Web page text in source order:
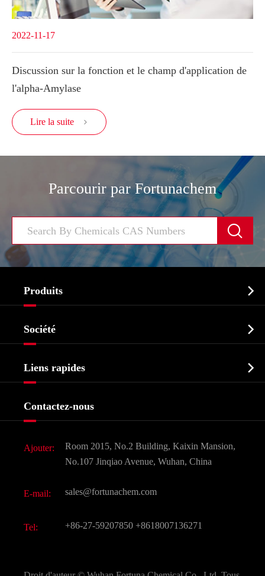
2022-11-17
Discussion sur la fonction et le champ d'application de
l'alpha-Amylase
Lire la suite 
Parcourir par Fortunachem

Produits 
Biochimique
Produits agrochimiques et intermédiaires
Ingrédients cosmétiques
Saveurs et parfums
CAS chimiques
Société 
Histoire de l'entreprise
Liens rapides 
Contactez-nous
Ajouter:
Room 2015, No.2 Building, Kaixin Mansion,
No.107 Jinqiao Avenue, Wuhan, China
E-mail: sales@fortunachem.com
Tel: +86-27-59207850 +8618007136271